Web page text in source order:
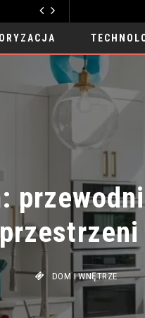
przestrzeni
DOM I WNĘTRZE